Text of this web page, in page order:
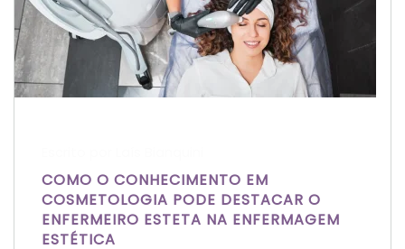
COMO O CONHECIMENTO EM
COSMETOLOGIA PODE DESTACAR O
ENFERMEIRO ESTETA NA ENFERMAGEM
ESTÉTICA